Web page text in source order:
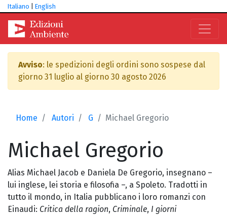
Italiano English
Avviso: le spedizioni degli ordini sono sospese dal
giorno 31 luglio al giorno 30 agosto 2026
Home Autori G Michael Gregorio
Michael Gregorio
Alias Michael Jacob e Daniela De Gregorio, insegnano –
lui inglese, lei storia e filosofia –, a Spoleto. Tradotti in
tutto il mondo, in Italia pubblicano i loro romanzi con
Einaudi: Critica della ragion, Criminale, I giorni